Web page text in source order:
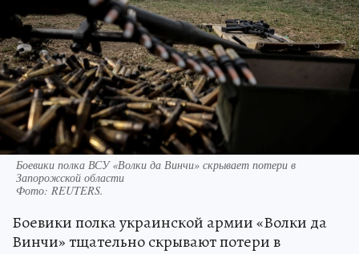
Боевики полка ВСУ «Волки да Винчи» скрывает потери в
Запорожской области
Фото: REUTERS.
Боевики полка украинской армии «Волки да
Винчи» тщательно скрывают потери в